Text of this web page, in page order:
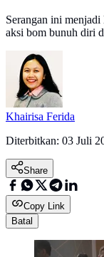
Serangan ini
aksi bom bunuh diri
Khairisa Ferida
Diterbitkan: 03 Juli
Share
Copy Link
Batal